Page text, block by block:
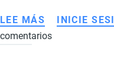
LEE MÁS SOBRE
EXPORTACIÓN
INICIE
comentarios